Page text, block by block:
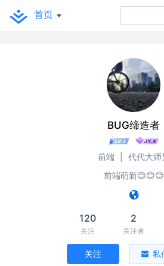
首页
BUG缔造者
前端
代代大师
前端萌新😊😊😊
120
关注
2
关注者
关注 私